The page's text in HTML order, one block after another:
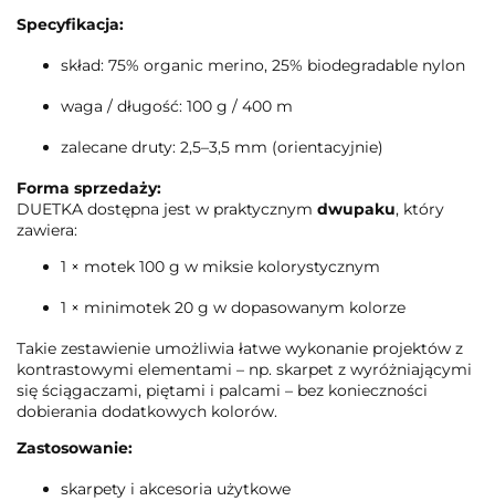
Specyfikacja:
skład: 75% organic merino, 25% biodegradable nylon
waga / długość: 100 g / 400 m
zalecane druty: 2,5–3,5 mm (orientacyjnie)
Forma sprzedaży:
DUETKA dostępna jest w praktycznym dwupaku, który
zawiera:
1 × motek 100 g w miksie kolorystycznym
1 × minimotek 20 g w dopasowanym kolorze
Takie zestawienie umożliwia łatwe wykonanie projektów z
kontrastowymi elementami – np. skarpet z wyróżniającymi
się ściągaczami, piętami i palcami – bez konieczności
dobierania dodatkowych kolorów.
Zastosowanie:
skarpety i akcesoria użytkowe